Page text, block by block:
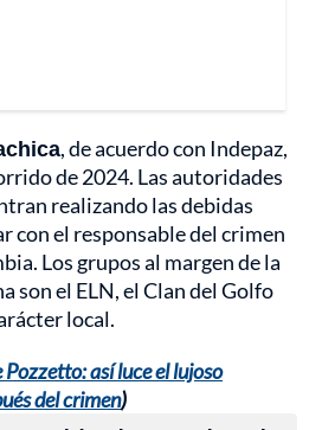
, de acuerdo con Indepaz,
de 2024. Las autoridades
realizando las debidas
con el responsable del crimen
Los grupos al margen de la
son el ELN, el Clan del Golfo
local.
Pozzetto: así luce el lujoso
del crimen)